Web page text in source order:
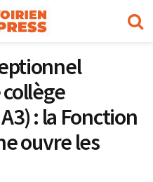
: la Fonction
ouvre les